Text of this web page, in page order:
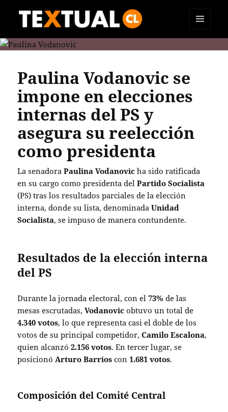
TEXTUAL
WIDGETS
Paulina Vodanovic se
impone en elecciones
internas del PS y
asegura su reelección
como presidenta
La senadoraPaulina Vodanovic ha sido ratificada
en su cargo como presidenta delPartido Socialista
(PS) tras los resultados parciales de la elección
interna, donde su lista, denominadaUnidad
Socialista, se impuso de manera contundente.
Resultados de la elección interna
del PS
Durante la jornada electoral, con el73% de las
mesas escrutadas,Vodanovic obtuvo un total de
4.340 votos, lo que representa casi el doble de los
votos de su principal competidor,Camilo Escalona,
quien alcanzó2.156 votos. En tercer lugar, se
posicionó Arturo Barrios con1.681 votos.
Composición del Comité Central